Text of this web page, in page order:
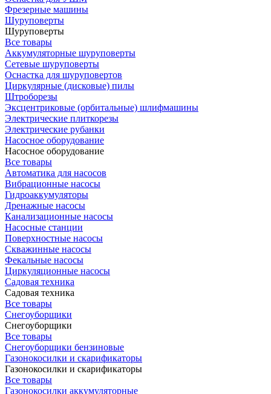
Фрезерные машины
Шуруповерты
Шуруповерты
Все товары
Аккумуляторные шуруповерты
Сетевые шуруповерты
Оснастка для шуруповертов
Циркулярные (дисковые) пилы
Штроборезы
Эксцентриковые (орбитальные) шлифмашины
Электрические плиткорезы
Электрические рубанки
Насосное оборудование
Насосное оборудование
Все товары
Автоматика для насосов
Вибрационные насосы
Гидроаккумуляторы
Дренажные насосы
Канализационные насосы
Насосные станции
Поверхностные насосы
Скважинные насосы
Фекальные насосы
Циркуляционные насосы
Садовая техника
Садовая техника
Все товары
Снегоуборщики
Снегоуборщики
Все товары
Снегоуборщики бензиновые
Газонокосилки и скарификаторы
Газонокосилки и скарификаторы
Все товары
Газонокосилки аккумуляторные